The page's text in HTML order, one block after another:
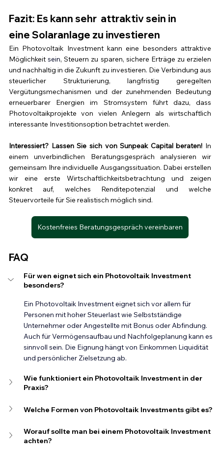
Fazit: Es kann sehr  attraktiv sein in
eine Solaranlage zu investieren
Ein Photovoltaik Investment kann eine besonders attraktive
Möglichkeit sein, Steuern zu sparen, sichere Erträge zu erzielen
und nachhaltig in die Zukunft zu investieren. Die Verbindung aus
steuerlicher Strukturierung, langfristig geregelten
Vergütungsmechanismen und der zunehmenden Bedeutung
erneuerbarer Energien im Stromsystem führt dazu, dass
Photovoltaikprojekte von vielen Anlegern als wirtschaftlich
interessante Investitionsoption betrachtet werden.
Interessiert? Lassen Sie sich von Sunpeak Capital beraten! In
einem unverbindlichen Beratungsgespräch analysieren wir
gemeinsam Ihre individuelle Ausgangssituation. Dabei erstellen
wir eine erste Wirtschaftlichkeitsbetrachtung und zeigen
konkret auf, welches Renditepotenzial und welche
Steuervorteile für Sie realistisch möglich sind.
Kostenfreies Beratungsgespräch vereinbaren
FAQ
Für wen eignet sich ein Photovoltaik Investment
besonders?
Ein Photovoltaik Investment eignet sich vor allem für
Personen mit hoher Steuerlast wie Selbstständige
Unternehmer oder Angestellte mit Bonus oder Abfindung.
Auch für Vermögensaufbau und Nachfolgeplanung kann es
sinnvoll sein. Die Eignung hängt von Einkommen Liquidität
und persönlicher Zielsetzung ab.
Wie funktioniert ein Photovoltaik Investment in der
Praxis?
Welche Formen von Photovoltaik Investments gibt es?
Worauf sollte man bei einem Photovoltaik Investment
achten?